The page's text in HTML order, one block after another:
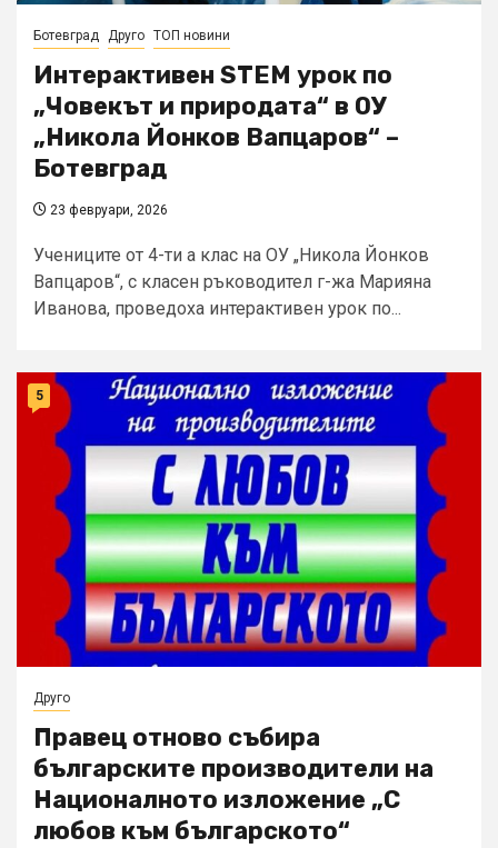
Ботевград Друго ТОП новини
Интерактивен STEM урок по
„Човекът и природата“ в ОУ
„Никола Йонков Вапцаров“ –
Ботевград
23 февруари, 2026
Учениците от 4-ти а клас на ОУ „Никола Йонков
Вапцаров“, с класен ръководител г-жа Марияна
Иванова, проведоха интерактивен урок по...
5
Друго
Правец отново събира
българските производители на
Националното изложение „С
любов към българското“